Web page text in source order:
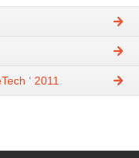
‘ 2011